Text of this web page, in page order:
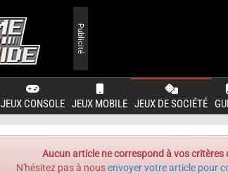
JEUX CONSOLE JEUX MOBILE JEUX DE SOCIÉTÉ
Publicité
Aucun article ne correspond à vos critères
N'hésitez pas à nousenvoyer votre article pour